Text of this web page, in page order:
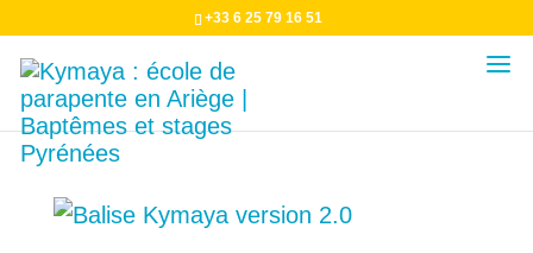
+33 6 25 79 16 51